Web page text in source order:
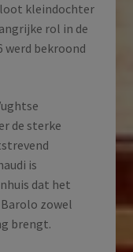
kleindochter
rol in de
werd bekroond
de sterke
is
dat het
zowel
brengt.